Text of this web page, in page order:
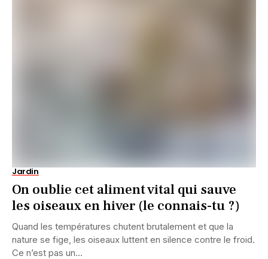
Jardin
On oublie cet aliment vital qui sauve
les oiseaux en hiver (le connais-tu ?)
Quand les températures chutent brutalement et que la
nature se fige, les oiseaux luttent en silence contre le froid.
Ce n’est pas un...